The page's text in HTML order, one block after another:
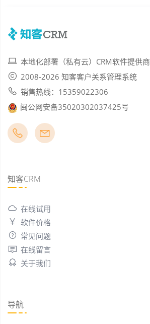
本地化部署（私有云）CRM软件提供商
2008-2026 知客客户关系管理系统
销售热线：15359022306
闽公网安备35020302037425号
知客CRM
在线试用
软件价格
常见问题
在线留言
关于我们
导航